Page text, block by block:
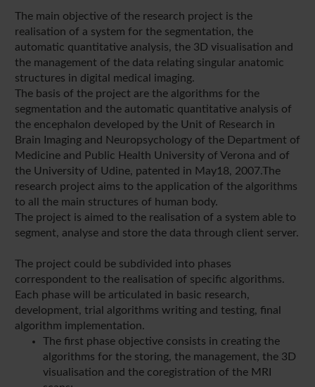
The main objective of the research project is the
realisation of a system for the segmentation, the
automatic quantitative analysis, the 3D visualisation and
the management of the data relating singular anatomic
structures in digital medical imaging.
The basis of the project are the algorithms for the
segmentation and the automatic quantitative analysis of
the encephalon developed by the Unit of Research in
Brain Imaging and Neuropsychology of the Department of
Medicine and Public Health University of Verona and of
the University of Udine, patented in May18, 2007.The
research project aims to the application of the algorithms
to all the main structures of human body.
The project is aimed to the realisation of a system able to
segment, analyse and store the data through client server.
The project could be subdivided into phases
correspondent to the realisation of specific algorithms.
Each phase will be articulated in basic research,
development, trial algorithms writing and testing, final
algorithm implementation.
The first phase objective consists in creating the
algorithms for the storing, the management, the 3D
visualisation and the coregistration of the MRI